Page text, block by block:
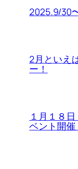
2025.9/30
2月といえ
ー！
１月１８
ベント開催